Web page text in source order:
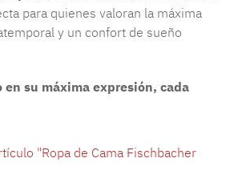
para quienes valoran la máxima
y un confort de sueño
su máxima expresión, cada
"Ropa de Cama Fischbacher